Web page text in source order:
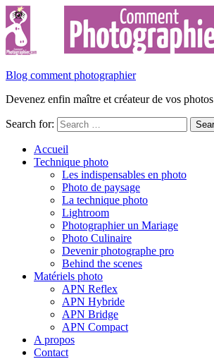
Blog comment photographier
Devenez enfin maître et créateur de vos photos
Search for:
Accueil
Technique photo
Les indispensables en photo
Photo de paysage
La technique photo
Lightroom
Photographier un Mariage
Photo Culinaire
Devenir photographe pro
Behind the scenes
Matériels photo
APN Reflex
APN Hybride
APN Bridge
APN Compact
A propos
Contact